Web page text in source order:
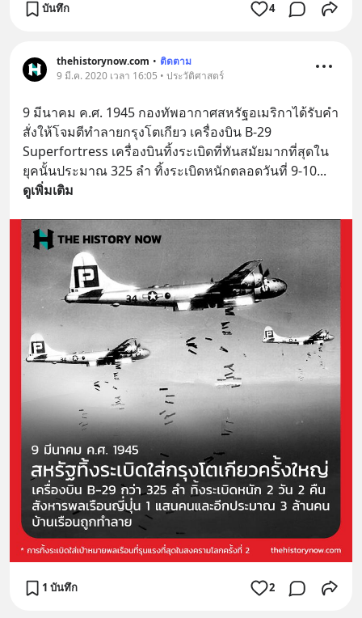
บันทึก 4
thehistorynow.com • ติดตาม
9 มี.ค. 2020 เวลา 16:05 • ประวัติศาสตร์
9 มีนาคม ค.ศ. 1945 กองทัพอากาศสหรัฐอเมริกาได้รับคำ
สั่งให้โจมตีทำลายกรุงโตเกียว เครื่องบิน B-29
Superfortress เครื่องบินทิ้งระเบิดที่ทันสมัยมากที่สุดใน
ยุคนั้นประมาณ 325 ลำ ทิ้งระเบิดหนักตลอดวันที่ 9-10...
ดูเพิ่มเติม
1 บันทึก 2